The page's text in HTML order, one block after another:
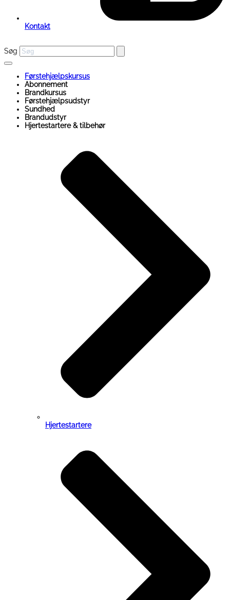
Kontakt
Søg
Førstehjælpskursus
Abonnement
Brandkursus
Førstehjælpsudstyr
Sundhed
Brandudstyr
Hjertestartere & tilbehør
Hjertestartere